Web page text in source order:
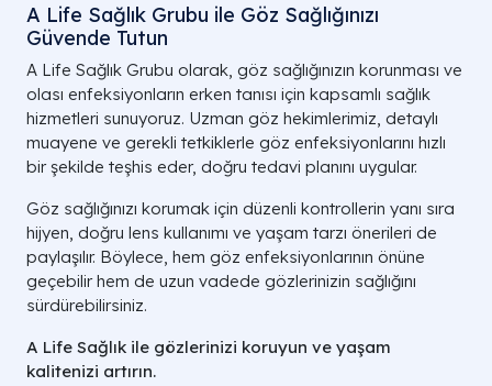
A Life Sağlık Grubu ile Göz Sağlığınızı
Güvende Tutun
A Life Sağlık Grubu olarak, göz sağlığınızın korunması ve
olası enfeksiyonların erken tanısı için kapsamlı sağlık
hizmetleri sunuyoruz. Uzman göz hekimlerimiz, detaylı
muayene ve gerekli tetkiklerle göz enfeksiyonlarını hızlı
bir şekilde teşhis eder, doğru tedavi planını uygular.
Göz sağlığınızı korumak için düzenli kontrollerin yanı sıra
hijyen, doğru lens kullanımı ve yaşam tarzı önerileri de
paylaşılır. Böylece, hem göz enfeksiyonlarının önüne
geçebilir hem de uzun vadede gözlerinizin sağlığını
sürdürebilirsiniz.
A Life Sağlık ile gözlerinizi koruyun ve yaşam
kalitenizi artırın.